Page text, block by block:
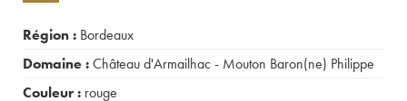
Région : Bordeaux
Domaine :Château d'Armailhac - Mouton Baron(ne) Philippe
Couleur : rouge